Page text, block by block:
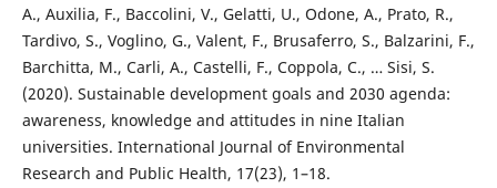
A., Auxilia, F., Baccolini, V., Gelatti, U., Odone, A., Prato, R.,
Tardivo, S., Voglino, G., Valent, F., Brusaferro, S., Balzarini, F.,
Barchitta, M., Carli, A., Castelli, F., Coppola, C., … Sisi, S.
(2020). Sustainable development goals and 2030 agenda:
awareness, knowledge and attitudes in nine Italian
universities. International Journal of Environmental
Research and Public Health, 17(23), 1–18.